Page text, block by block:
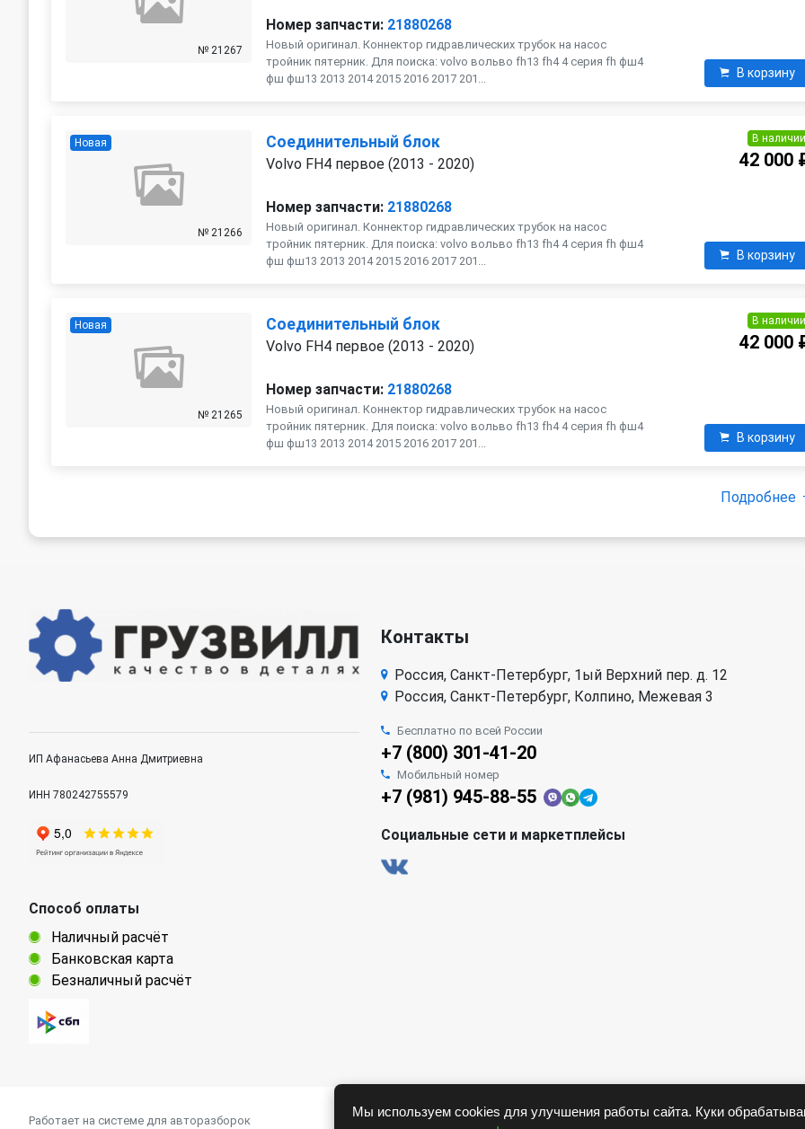
№ 21267
Номер запчасти: 21880268
Новый оригинал. Коннектор гидравлических трубок на насос
тройник пятерник. Для поиска: volvo вольво fh13 fh4 4 серия fh фш4
фш фш13 2013 2014 2015 2016 2017 201...
В корзину
Новая
№ 21266
Соединительный блок
Volvo FH4 первое (2013 - 2020)
Номер запчасти: 21880268
Новый оригинал. Коннектор гидравлических трубок на насос
тройник пятерник. Для поиска: volvo вольво fh13 fh4 4 серия fh фш4
фш фш13 2013 2014 2015 2016 2017 201...
В наличии
42 000
В корзину
Новая
№ 21265
Соединительный блок
Volvo FH4 первое (2013 - 2020)
Номер запчасти: 21880268
Новый оригинал. Коннектор гидравлических трубок на насос
тройник пятерник. Для поиска: volvo вольво fh13 fh4 4 серия fh фш4
фш фш13 2013 2014 2015 2016 2017 201...
В наличии
42 000
В корзину
Подробнее
ИП Афанасьева Анна Дмитриевна
ИНН 780242755579
Способ оплаты
Наличный расчёт
Банковская карта
Безналичный расчёт
Контакты
Россия, Санкт-Петербург, 1ый Верхний пер. д. 12
Россия, Санкт-Петербург, Колпино, Межевая 3
Бесплатно по всей России
+7 (800) 301-41-20
Мобильный номер
+7 (981) 945-88-55
Социальные сети и маркетплейсы
Работает на системе для авторазборок
Мы используем cookies для улучшения работы сайта. Куки